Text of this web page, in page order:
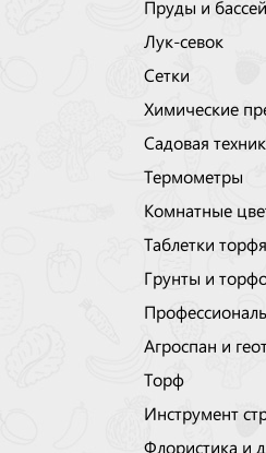
Пруды и
Лук-севок
Сетки
Химические
Садовая
Термометры
Комнатные
Таблетки
Грунты и
Агроспан и
Торф
Инструмент
Флористика и